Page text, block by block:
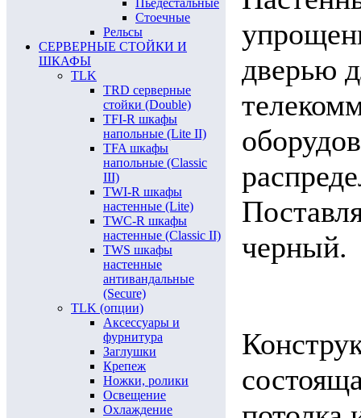
Пьедестальные
Стоечные
Рельсы
СЕРВЕРНЫЕ СТОЙКИ И
ШКАФЫ
TLK
TRD серверные
стойки (Double)
TFI-R шкафы
напольные (Lite II)
TFA шкафы
напольные (Classic
III)
TWI-R шкафы
настенные (Lite)
TWC-R шкафы
настенные (Classic II)
TWS шкафы
настенные
антивандальные
(Secure)
TLK (опции)
Аксессуары и
фурнитура
Заглушки
Крепеж
Ножки, ролики
Освещение
Охлаждение
дверью
черный.